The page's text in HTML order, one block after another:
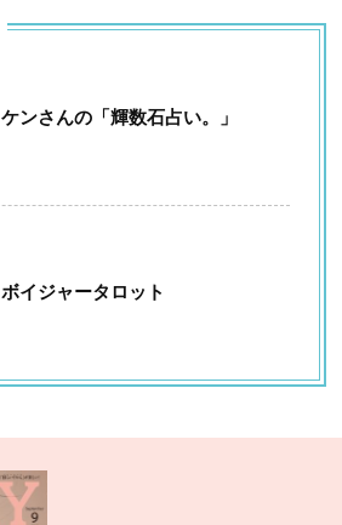
ケンさんの「輝数石占い。」
ボイジャータロット